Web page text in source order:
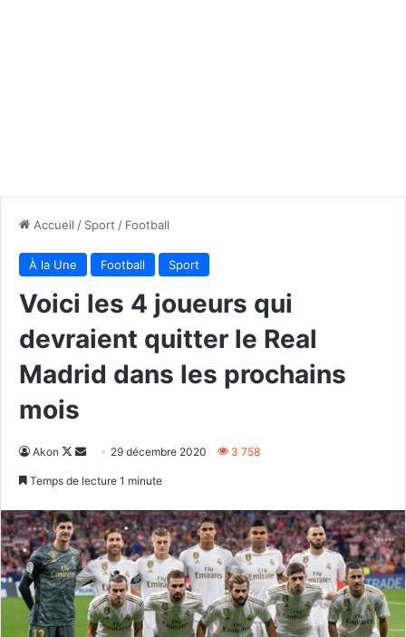
Accueil / Sport / Football
À la Une Football Sport
Voici les 4 joueurs qui
devraient quitter le Real
Madrid dans les prochains
mois
Akon
Follow
Envoyer29 décembre 2020 3 758
Temps de lecture 1 minute